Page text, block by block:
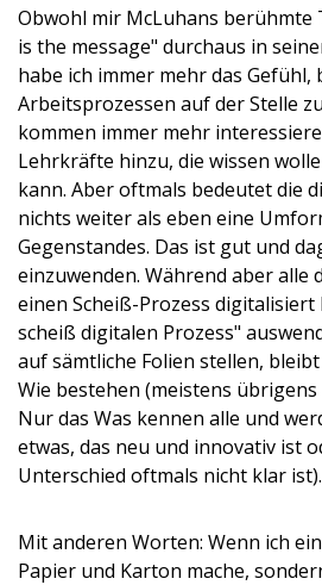
Obwohl mir McLuhans berühmte
is the message" durchaus in
habe ich immer mehr das Gefühl,
Arbeitsprozessen auf der Stelle
kommen immer mehr
Lehrkräfte hinzu, die wissen
kann. Aber oftmals bedeutet die
nichts weiter als eben eine
Gegenstandes. Das ist gut und
einzuwenden. Während aber alle
einen Scheiß-Prozess digitalisiert
scheiß digitalen Prozess"
auf sämtliche Folien stellen,
Wie bestehen (meistens übrigens
Nur das Was kennen alle und
etwas, das neu und innovativ ist
Unterschied oftmals nicht klar ist).
Mit anderen Worten: Wenn ich
Papier und Karton mache,